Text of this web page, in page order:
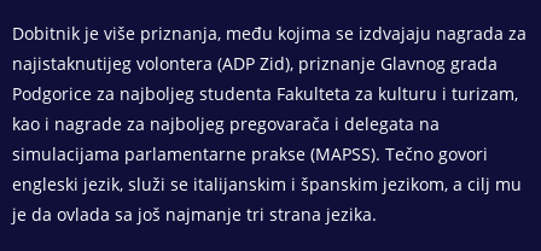
Dobitnik je više priznanja, među kojima se izdvajaju nagrada za
najistaknutijeg volontera (ADP Zid), priznanje Glavnog grada
Podgorice za najboljeg studenta Fakulteta za kulturu i turizam,
kao i nagrade za najboljeg pregovarača i delegata na
simulacijama parlamentarne prakse (MAPSS). Tečno govori
engleski jezik, služi se italijanskim i španskim jezikom, a cilj mu
je da ovlada sa još najmanje tri strana jezika.